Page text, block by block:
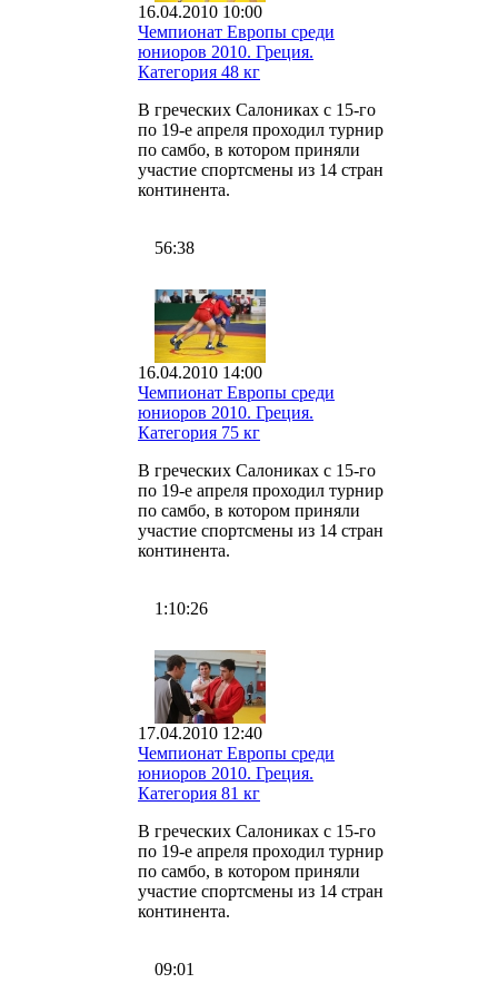
16.04.2010 10:00
Чемпионат Европы среди
юниоров 2010. Греция.
Категория 48 кг
В греческих Салониках с 15-го
по 19-е апреля проходил турнир
по самбо, в котором приняли
участие спортсмены из 14 стран
континента.
56:38
16.04.2010 14:00
Чемпионат Европы среди
юниоров 2010. Греция.
Категория 75 кг
В греческих Салониках с 15-го
по 19-е апреля проходил турнир
по самбо, в котором приняли
участие спортсмены из 14 стран
континента.
1:10:26
17.04.2010 12:40
Чемпионат Европы среди
юниоров 2010. Греция.
Категория 81 кг
В греческих Салониках с 15-го
по 19-е апреля проходил турнир
по самбо, в котором приняли
участие спортсмены из 14 стран
континента.
09:01